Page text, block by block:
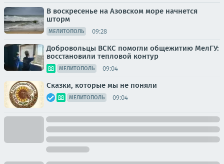
В воскресенье на Азовском море начнется
шторм
МЕЛИТОПОЛЬ 09:28
Добровольцы ВСКС помогли общежитию МелГУ:
восстановили тепловой контур
МЕЛИТОПОЛЬ 09:04
Сказки, которые мы не поняли
МЕЛИТОПОЛЬ 09:04